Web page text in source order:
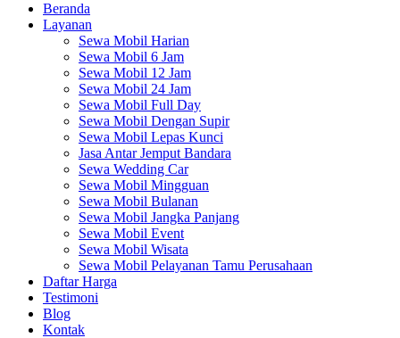
Beranda
Layanan
Sewa Mobil Harian
Sewa Mobil 6 Jam
Sewa Mobil 12 Jam
Sewa Mobil 24 Jam
Sewa Mobil Full Day
Sewa Mobil Dengan Supir
Sewa Mobil Lepas Kunci
Jasa Antar Jemput Bandara
Sewa Wedding Car
Sewa Mobil Mingguan
Sewa Mobil Bulanan
Sewa Mobil Jangka Panjang
Sewa Mobil Event
Sewa Mobil Wisata
Sewa Mobil Pelayanan Tamu Perusahaan
Daftar Harga
Testimoni
Blog
Kontak